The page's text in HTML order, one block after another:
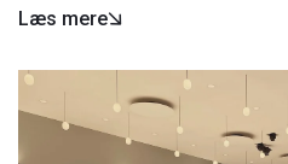
omdannes til en aula i den over
koordinering af projektet, der
Læs mere